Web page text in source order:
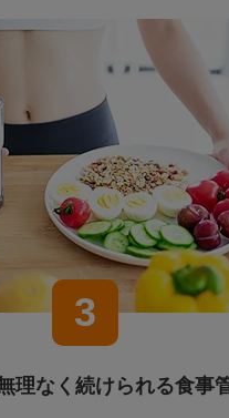
3
理なく続けられる食事